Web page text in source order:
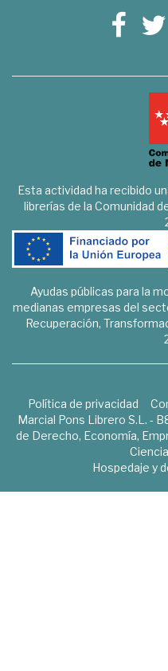
Esta actividad ha recibido
librerías de la Comunidad
Ayudas públicas para la
medianas empresas del
Recuperación,
Política de privacidad
Marcial Pons Librero S.L. -
de Derecho, Economía,
Hospedaje y